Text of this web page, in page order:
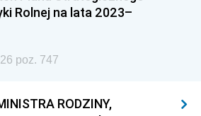
Rolnej na lata 2023–
poz. 747
RODZINY,